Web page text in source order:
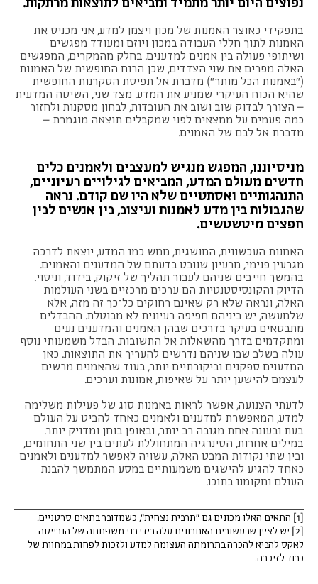
בתפקידי כאוצר האמנות של מכון ויצמן למדע, אני מכניס את
האמנות לתוך חללי העבודה במכון ויוזם ומעודד מפגשים
ושיתופי פעולה בין אמנים למדענים. בחלק מהמקרים, המפגשים
האלה מפרים את שני הצדדים, שכן הרוח החופשית של האמנות
("באמנות הכל מותר") מדברת אל תפיסת הסקרנות החופשית
שהיא הכוח העיקרי שמניע את המדע. מצד שני, השיטה המדעית
– הצורך לבדוק שוב ושוב את העובדות, לבחון מסקנות ולחזור
כמה פעמים על ממצאים לפני שמקבלים תוצאה מוגמרת –
מדברת אל לבם של האמנים.
מניסיוננו, המפגש מנגיש למעצבים ולאמנים כלים
חדשים מעולם המדע, המביאים לגילויים רעיוניים,
התנהגותיים ואסתטיים שלא היו שם קודם. נראה
שהגבולות בין מדע לאמנות ועיצוב, בין אנשים לבין
חפצים מיטשטשים.
האמנות העכשווית, המושגית, ממש כמו המדע, יוצאת לדרכה
מגרעין פנימי, מרעיון שנובט בדעתם של המדענים והאמנים.
בהמשך חייבים שניהם לעבור תהליך של זיקוק, בידוד, וניסוי.
הדיוק והקונסיסטנטיות הם ערכים מרכזיים בשני העולמות
האלה, ונראה שלא רק שאינם רחוקים כל־כך זה מזה, אלא
שלמעשה, יש ביניהם חפיפה רעיונית לא מבוטלת. ההבדלים
מתבטאים בעיקר בדרכים שבהן האמנים והמדענים נעים
ומתקדמים בדרך מהשאלות אל התשובות. הבדל משמעותי נוסף
עולה בשלב שבו שניהם נדרשים להעריך את התוצאות. כאן
המדענים ספקנים וביקורתיים יותר, בעוד שהאמנים מרשים
לעצמם להישען יותר על שאיפות, אמונות וערכים.
לדעתי הצנועה, אפשר לראות באמנות סוג של פעילות משלימה
למדע, המאפשרת למדענים ולאמנים כאחד להביט על העולם
בעת ובעונה אחת מגובה רב יותר, ובאופן בוחן ומדויק יותר.
במילים אחרות, הסינרגיה המתחוללת לעתים בין שני התחומים,
ובין שתי נקודות המבט האלה, עשויה לאפשר למדענים ולאמנים
כאחד להגיע להישגים משמעותיים במסע המתמשך להבנת
העולם ומקומנו בתוכו.
[1] התאים האלו מכונים גם "תרבית נצחית", כשמדובר בתאים סרטניים.
[2] יש לציין שבעשורים האחרונים עלה בידי בני משפחתה של הנרייטה
לאקס להביא להכרה בתרומתה העצומה למדע ולזכות לפחות במחוות של
כבוד לזיכרה.